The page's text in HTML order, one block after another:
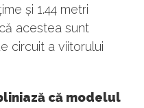
și 1.44 metri
acestea sunt
circuit a viitorului
că modelul